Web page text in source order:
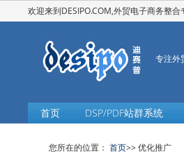
欢迎来到DESIPO.COM,外贸电子商务整合
专注外
首页 DSP/PDF站群系统
您所在的位置： 首页>> 优化推广